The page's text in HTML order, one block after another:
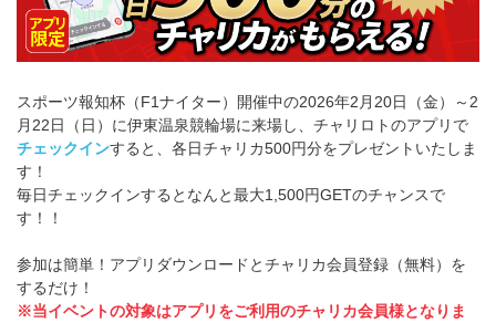
スポーツ報知杯（F1ナイター）開催中の2026年2月20日（金）～2
月22日（日）に伊東温泉競輪場に来場し、チャリロトのアプリで
チェックインすると、各日チャリカ500円分をプレゼントいたしま
す！
毎日チェックインするとなんと最大1,500円GETのチャンスで
す！！
参加は簡単！アプリダウンロードとチャリカ会員登録（無料）を
するだけ！
※当イベントの対象はアプリをご利用のチャリカ会員様となりま